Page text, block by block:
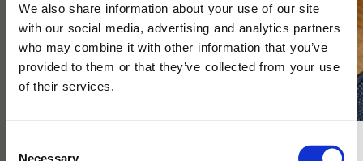
We also share information about your use of our site
with our social media, advertising and analytics partners
who may combine it with other information that you’ve
provided to them or that they’ve collected from your use
of their services.
Necessary
Honey Black Tea är ett distinkt och smakrikt handplockat te
med naturligt söt och fyllig smak.